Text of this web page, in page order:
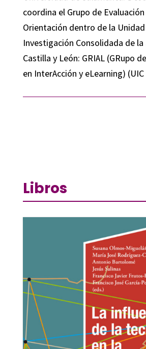
coordina el Grupo de
Orientación dentro de la
Investigación Consolidada de
Castilla y León: GRIAL (GRupo
en InterAcción y eLearning) (UIC
Libros